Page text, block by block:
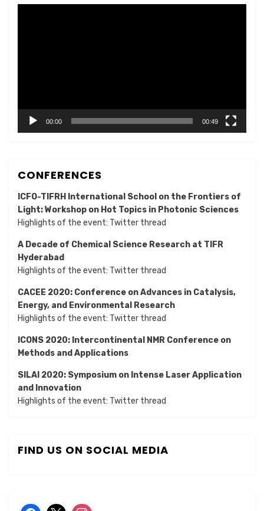
00:00 00:49
CONFERENCES
ICFO-TIFRH International School on the Frontiers of
Light: Workshop on Hot Topics in Photonic Sciences
Highlights of the event: Twitter thread
A Decade of Chemical Science Research at TIFR
Hyderabad
Highlights of the event: Twitter thread
CACEE 2020: Conference on Advances in Catalysis,
Energy, and Environmental Research
Highlights of the event: Twitter thread
ICONS 2020: Intercontinental NMR Conference on
Methods and Applications
SILAI 2020: Symposium on Intense Laser Application
and Innovation
Highlights of the event: Twitter thread
FIND US ON SOCIAL MEDIA